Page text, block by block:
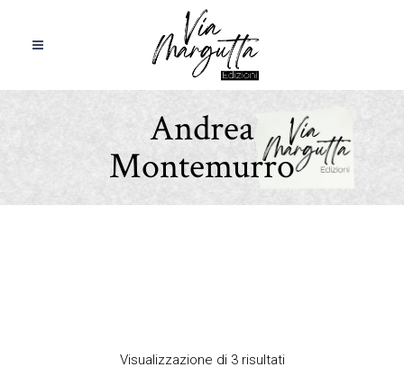
Andrea
Montemurro
Visualizzazione di 3 risultati